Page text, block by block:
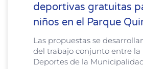
deportivas gratuitas
niños en el Parque
Las propuestas se
del trabajo conjunto entre la
Deportes de la